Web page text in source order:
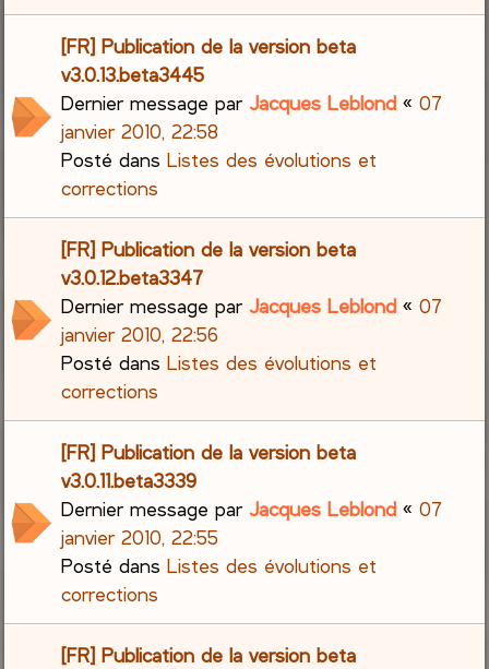
[FR] Publication de la version beta
v3.0.13.beta3445
Dernier message parJacques Leblond «07
janvier 2010, 22:58
Posté dansListes des évolutions et
corrections
[FR] Publication de la version beta
v3.0.12.beta3347
Dernier message parJacques Leblond «07
janvier 2010, 22:56
Posté dansListes des évolutions et
corrections
[FR] Publication de la version beta
v3.0.11.beta3339
Dernier message parJacques Leblond «07
janvier 2010, 22:55
Posté dansListes des évolutions et
corrections
[FR] Publication de la version beta